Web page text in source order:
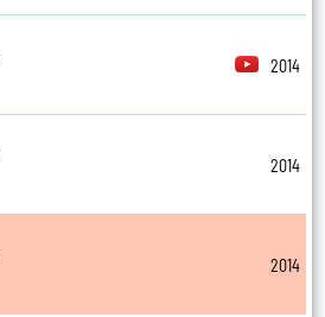
2014
2014
2014